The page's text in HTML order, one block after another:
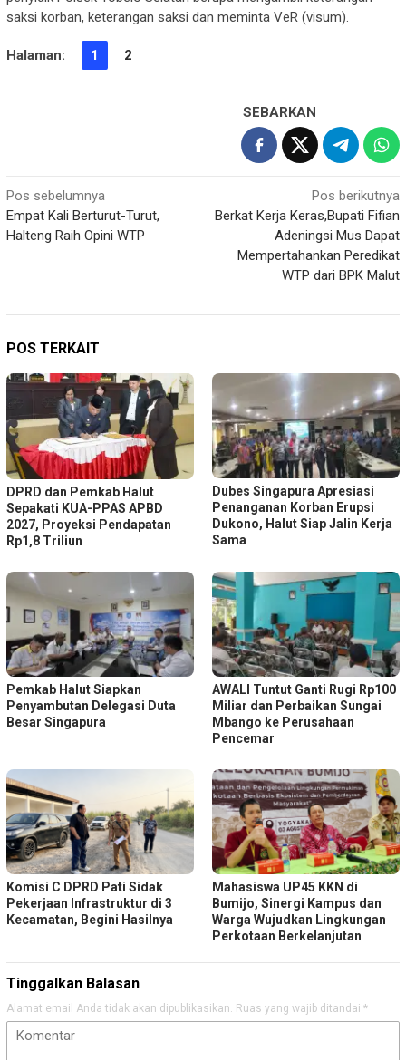
saksi korban, keterangan saksi dan meminta VeR (visum).
Halaman: 1 2
SEBARKAN
Navigasi
pos
Pos sebelumnya
Empat Kali Berturut-Turut,
Halteng Raih Opini WTP
Pos berikutnya
Berkat Kerja Keras,Bupati Fifian
Adeningsi Mus Dapat
Mempertahankan Peredikat
WTP dari BPK Malut
POS TERKAIT
DPRD dan Pemkab Halut
Sepakati KUA-PPAS APBD
2027, Proyeksi Pendapatan
Rp1,8 Triliun
Dubes Singapura Apresiasi
Penanganan Korban Erupsi
Dukono, Halut Siap Jalin Kerja
Sama
Pemkab Halut Siapkan
Penyambutan Delegasi Duta
Besar Singapura
AWALI Tuntut Ganti Rugi Rp100
Miliar dan Perbaikan Sungai
Mbango ke Perusahaan
Pencemar
Komisi C DPRD Pati Sidak
Pekerjaan Infrastruktur di 3
Kecamatan, Begini Hasilnya
Mahasiswa UP45 KKN di
Bumijo, Sinergi Kampus dan
Warga Wujudkan Lingkungan
Perkotaan Berkelanjutan
Tinggalkan Balasan
Alamat email Anda tidak akan dipublikasikan. Ruas yang wajib ditandai *